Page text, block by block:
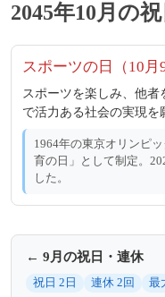
2045年10月の
スポーツの日（10月
スポーツを楽しみ、他
で活力ある社会の実現を
1964年の東京オリンピ
育の日」として制定。
した。
← 9月の祝日・連休
祝日 2日 連休 2回 最